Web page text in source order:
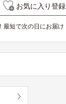
お気に入り登録
最短で次の日にお届け